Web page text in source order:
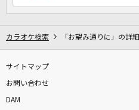
カラオケ検索 「お望み通りに」の詳細
サイトマップ
お問い合わせ
DAM